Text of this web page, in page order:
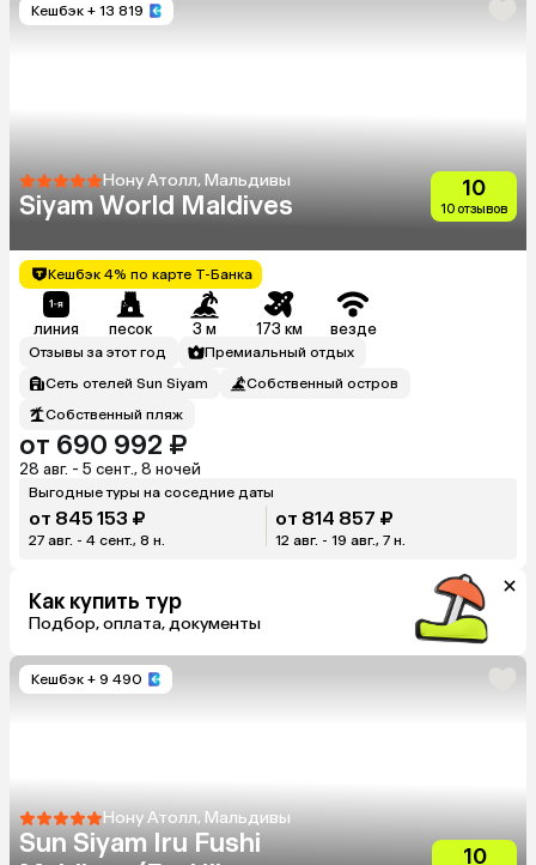
Кешбэк + 13 819
Нону Атолл, Мальдивы
Siyam World Maldives
10
10 отзывов
Кешбэк 4% по карте Т-Банка
линия песок 3 м 173 км везде
Отзывы за этот год
Премиальный отдых
Сеть отелей Sun Siyam
Собственный остров
Собственный пляж
от 690 992 ₽
28 авг. - 5 сент., 8 ночей
Выгодные туры на соседние даты
от 845 153 ₽
27 авг. - 4 сент., 8 н.
от 814 857 ₽
12 авг. - 19 авг., 7 н.
Как купить тур
Подбор, оплата, документы
Кешбэк + 9 490
Нону Атолл, Мальдивы
Sun Siyam Iru Fushi
10